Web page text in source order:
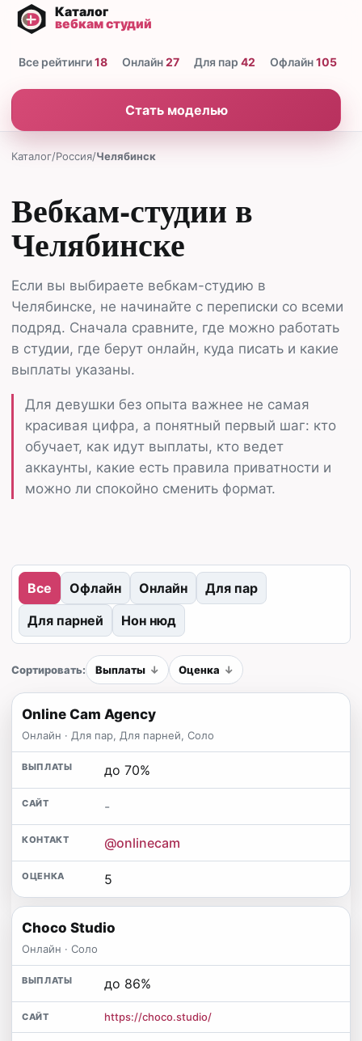
Все рейтинги18 Онлайн27 Для пар 42 Офлайн105
Стать моделью
Каталог/Россия/Челябинск
Вебкам-студии в
Челябинске
Если вы выбираете вебкам-студию в
Челябинске, не начинайте с переписки со всеми
подряд. Сначала сравните, где можно работать
в студии, где берут онлайн, куда писать и какие
выплаты указаны.
Для девушки без опыта важнее не самая
красивая цифра, а понятный первый шаг: кто
обучает, как идут выплаты, кто ведет
аккаунты, какие есть правила приватности и
можно ли спокойно сменить формат.
Все Офлайн Онлайн
Для пар
Для парней
Нон нюд
Сортировать: Выплаты Оценка
Online Cam Agency
Онлайн · Для пар, Для парней, Соло
до 70%
-
@onlinecam
5
Choco Studio
Онлайн · Соло
до 86%
https://choco.studio/